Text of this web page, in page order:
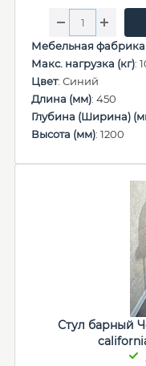
Мебельная фабрика:
Макс. нагрузка (кг):
Цвет: Синий
Длина (мм): 450
Глубина (Ширина)
Высота (мм): 1200
Стул барный